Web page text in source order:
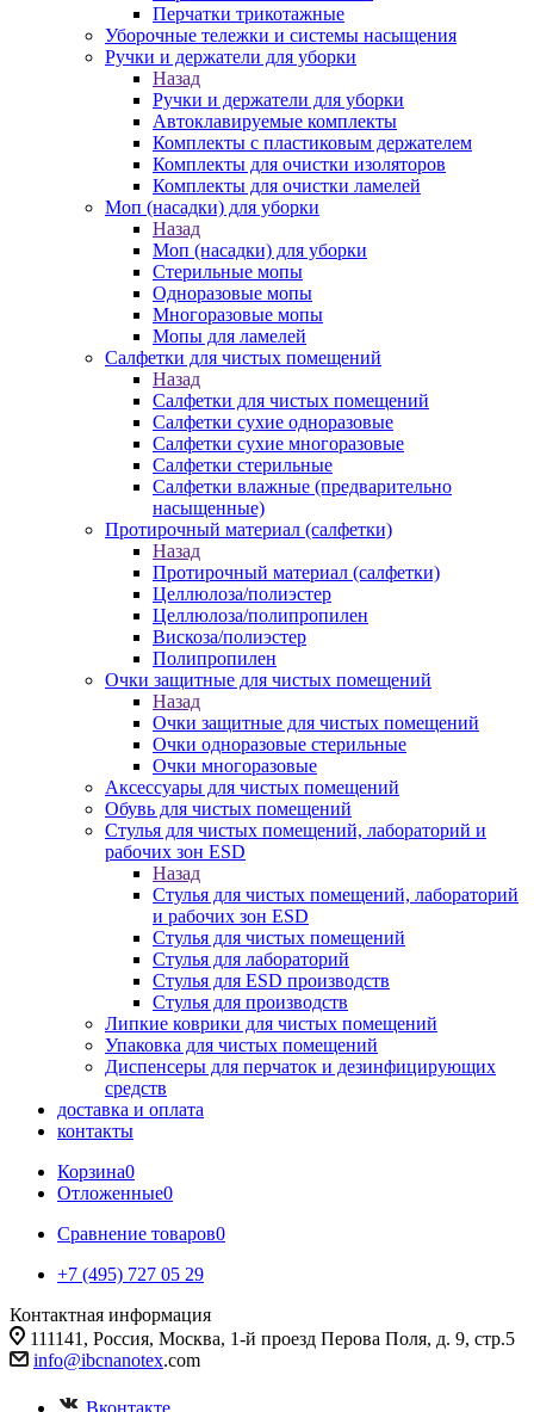
Перчатки трикотажные
Уборочные тележки и системы насыщения
Ручки и держатели для уборки
Назад
Ручки и держатели для уборки
Автоклавируемые комплекты
Комплекты с пластиковым держателем
Комплекты для очистки изоляторов
Комплекты для очистки ламелей
Моп (насадки) для уборки
Назад
Моп (насадки) для уборки
Стерильные мопы
Одноразовые мопы
Многоразовые мопы
Мопы для ламелей
Салфетки для чистых помещений
Назад
Салфетки для чистых помещений
Салфетки сухие одноразовые
Салфетки сухие многоразовые
Салфетки стерильные
Салфетки влажные (предварительно
насыщенные)
Протирочный материал (салфетки)
Назад
Протирочный материал (салфетки)
Целлюлоза/полиэстер
Целлюлоза/полипропилен
Вискоза/полиэстер
Полипропилен
Очки защитные для чистых помещений
Назад
Очки защитные для чистых помещений
Очки одноразовые стерильные
Очки многоразовые
Аксессуары для чистых помещений
Обувь для чистых помещений
Стулья для чистых помещений, лабораторий и
рабочих зон ESD
Назад
Стулья для чистых помещений, лабораторий
и рабочих зон ESD
Стулья для чистых помещений
Стулья для лабораторий
Стулья для ESD производств
Стулья для производств
Липкие коврики для чистых помещений
Упаковка для чистых помещений
Диспенсеры для перчаток и дезинфицирующих
средств
доставка и оплата
контакты
Корзина0
Отложенные0
Сравнение товаров0
+7 (495) 727 05 29
Контактная информация
111141, Россия, Москва, 1-й проезд Перова Поля, д. 9, стр.5
info@ibcnanotex.com
Вконтакте